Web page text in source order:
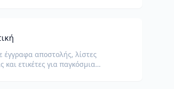
αποστολής, λίστες
και ετικέτες για παγκόσμια